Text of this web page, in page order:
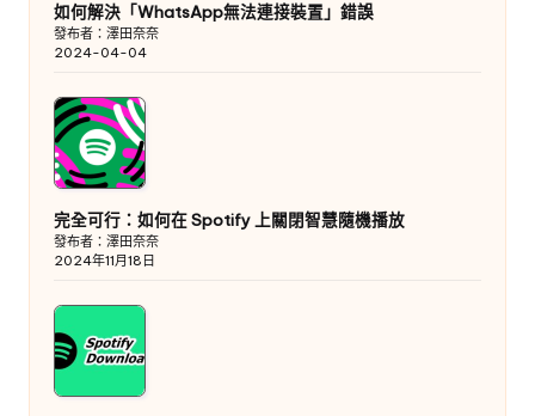
如何解決「WhatsApp無法連接裝置」錯誤
發布者：澤田奈奈
2024-04-04
完全可行：如何在 Spotify 上關閉智慧隨機播放
發布者：澤田奈奈
2024年11月18日